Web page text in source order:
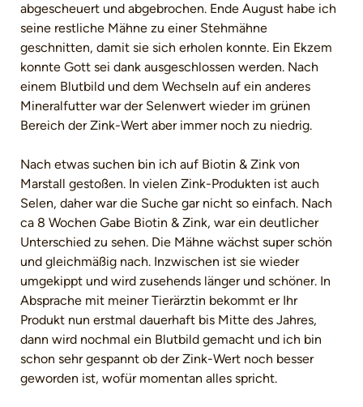
abgescheuert und abgebrochen. Ende August habe ich
seine restliche Mähne zu einer Stehmähne
geschnitten, damit sie sich erholen konnte. Ein Ekzem
konnte Gott sei dank ausgeschlossen werden. Nach
einem Blutbild und dem Wechseln auf ein anderes
Mineralfutter war der Selenwert wieder im grünen
Bereich der Zink-Wert aber immer noch zu niedrig.
Nach etwas suchen bin ich auf Biotin & Zink von
Marstall gestoßen. In vielen Zink-Produkten ist auch
Selen, daher war die Suche gar nicht so einfach. Nach
ca 8 Wochen Gabe Biotin & Zink, war ein deutlicher
Unterschied zu sehen. Die Mähne wächst super schön
und gleichmäßig nach. Inzwischen ist sie wieder
umgekippt und wird zusehends länger und schöner. In
Absprache mit meiner Tierärztin bekommt er Ihr
Produkt nun erstmal dauerhaft bis Mitte des Jahres,
dann wird nochmal ein Blutbild gemacht und ich bin
schon sehr gespannt ob der Zink-Wert noch besser
geworden ist, wofür momentan alles spricht.